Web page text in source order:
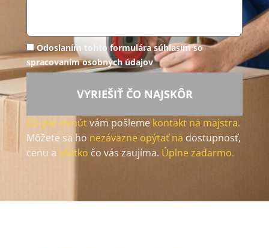
Odoslaním tohto formulára súhlasím so
spracovaním osobných údajov
VYRIEŠIŤ ČO NAJSKÔR
Do pár minútvám pošleme kontakt na majstra.
Môžete sa ho nezáväzne opýtať na dostupnosť,
cenu a všetko čo vás zaujíma. Úplne zadarmo.